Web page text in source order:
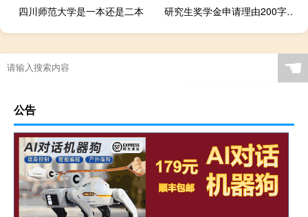
四川师范大学是一本还是二本
研究生奖学金申请理由200字以内（研究生国家奖学金申请理由200字）
☚
公告